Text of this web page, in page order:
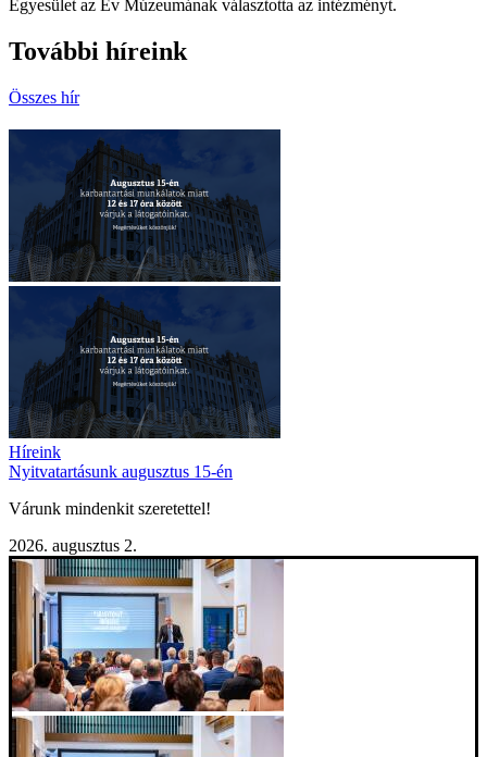
Egyesület az Év Múzeumának választotta az intézményt.
További híreink
Összes hír
Híreink
Nyitvatartásunk augusztus 15-én
Várunk mindenkit szeretettel!
2026. augusztus 2.